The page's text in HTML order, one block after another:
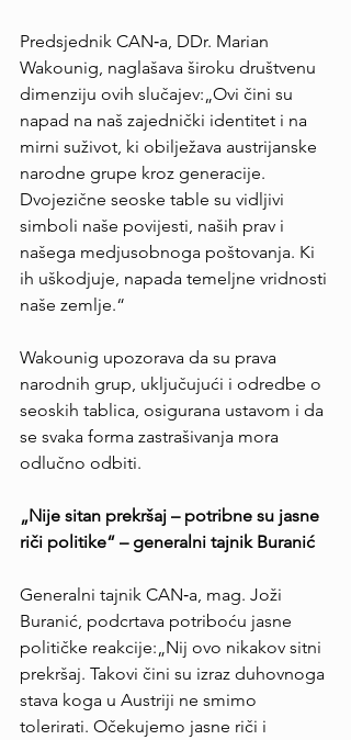
Predsjednik CAN‑a, DDr. Marian
Wakounig, naglašava široku društvenu
dimenziju ovih slučajev:„Ovi čini su
napad na naš zajednički identitet i na
mirni suživot, ki obilježava austrijanske
narodne grupe kroz generacije.
Dvojezične seoske table su vidljivi
simboli naše povijesti, naših prav i
našega medjusobnoga poštovanja. Ki
ih uškodjuje, napada temeljne vridnosti
naše zemlje.“
Wakounig upozorava da su prava
narodnih grup, uključujući i odredbe o
seoskih tablica, osigurana ustavom i da
se svaka forma zastrašivanja mora
odlučno odbiti.
„Nije sitan prekršaj – potribne su jasne
riči politike“ – generalni tajnik Buranić
Generalni tajnik CAN‑a, mag. Joži
Buranić, podcrtava potriboću jasne
političke reakcije:„Nij ovo nikakov sitni
prekršaj. Takovi čini su izraz duhovnoga
stava koga u Austriji ne smimo
tolerirati. Očekujemo jasne riči i